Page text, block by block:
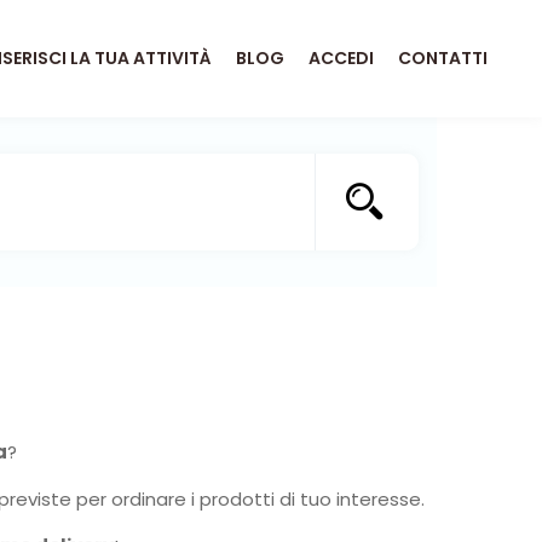
LA TUA ATTIVITÀ BLOG ACCEDI CONTATTI
?
per ordinare i prodotti di tuo interesse.